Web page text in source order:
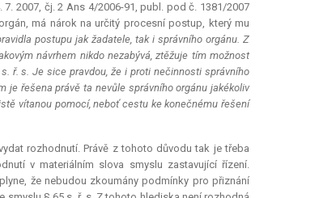
2007, čj. 2 Ans 4/2006-91, publ. pod č. 1381/2007
má nárok na určitý procesní postup, který mu
postupu jak žadatele, tak i správního orgánu. Z
návrhem nikdo nezabývá, ztěžuje tím možnost
ř. s. Je sice pravdou, že i proti nečinnosti správního
je řešena právě ta nevůle správního orgánu jakékoliv
vítanou pomocí, neboť cestu ke konečnému řešení
rozhodnutí. Právě z tohoto důvodu tak je třeba
v materiálním slova smyslu zastavující řízení.
že nebudou zkoumány podmínky pro přiznání